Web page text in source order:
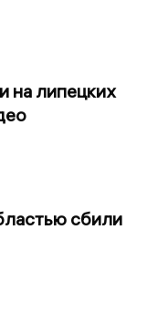
на липецких
сбили